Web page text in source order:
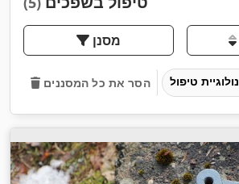
מסנן
הסר את כל המסננים